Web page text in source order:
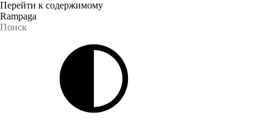
Перейти к содержимому
Rampaga